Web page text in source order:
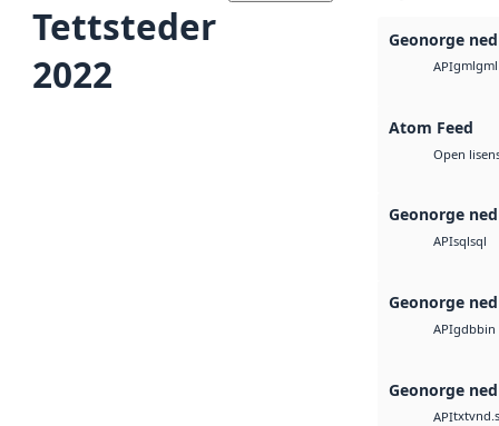
Tettsteder
2022
Geonorge
APIgmlgml
Atom Feed
Open
Geonorge
APIsqlsql
Geonorge
APIgdbbin
Geonorge
APItxt